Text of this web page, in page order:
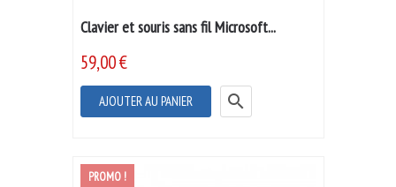
Clavier et souris sans fil Microsoft...
59,00 €
AJOUTER AU PANIER 
PROMO !